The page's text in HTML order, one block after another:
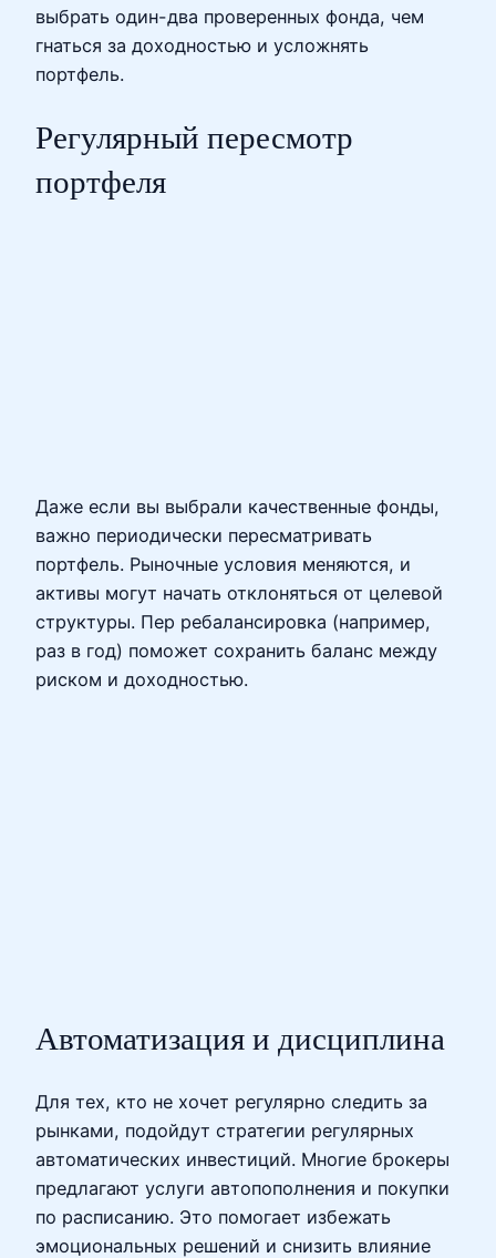
выбрать один-два проверенных фонда, чем
гнаться за доходностью и усложнять
портфель.
Регулярный пересмотр
портфеля
Даже если вы выбрали качественные фонды,
важно периодически пересматривать
портфель. Рыночные условия меняются, и
активы могут начать отклоняться от целевой
структуры. Пер ребалансировка (например,
раз в год) поможет сохранить баланс между
риском и доходностью.
Автоматизация и дисциплина
Для тех, кто не хочет регулярно следить за
рынками, подойдут стратегии регулярных
автоматических инвестиций. Многие брокеры
предлагают услуги автопополнения и покупки
по расписанию. Это помогает избежать
эмоциональных решений и снизить влияние